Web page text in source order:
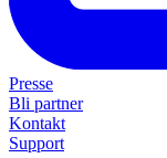
Presse
Bli partner
Kontakt
Support